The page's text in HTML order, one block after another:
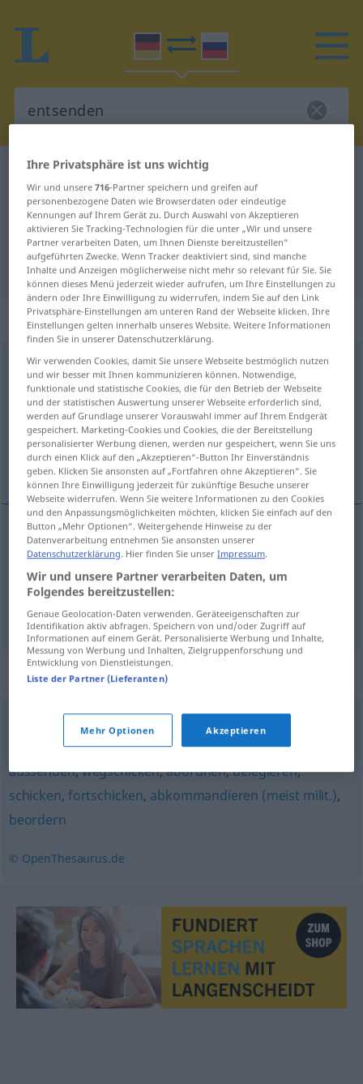
Deutsch-Russisch Wörterbuch
Deutsch-Russisch Übersetzung für
"entsenden"
"entsenden" Russisch Übersetzung
„entsenden“: transitives Verb
entsendenv/t
Übersicht aller Übersetzungen
(Für mehr Details die Übersetzung anklicken/antippen)
посылать <-слать>, направлять <-авить,
-авлю>
посылать<-слать> entsenden
направлять <-авить, -авлю>
Delegation
Synonyme für "entsenden"
senden
aussenden,wegschicken,abordnen,delegieren,
schicken, fortschicken, abkommandieren (meist milit.),
beordern
© OpenThesaurus.de
Ihre Privatsphäre ist uns wichtig
Wir und unsere716-Partner speichern und greifen auf
personenbezogene Daten wie Browserdaten oder eindeutige
Kennungen auf Ihrem Gerät zu. Durch Auswahl von Akzeptieren
aktivieren Sie Tracking-Technologien für die unter „Wir und unsere
Partner verarbeiten Daten, um Ihnen Dienste bereitzustellen“
aufgeführten Zwecke. Wenn Tracker deaktiviert sind, sind manche
Inhalte und Anzeigen möglicherweise nicht mehr so relevant für Sie. Sie
können dieses Menü jederzeit wieder aufrufen, um Ihre Einstellungen zu
ändern oder Ihre Einwilligung zu widerrufen, indem Sie auf den Link
Privatsphäre-Einstellungen am unteren Rand der Webseite klicken. Ihre
Einstellungen gelten innerhalb unseres Website. Weitere Informationen
finden Sie in unserer Datenschutzerklärung.
Wir verwenden Cookies, damit Sie unsere Webseite bestmöglich nutzen
und wir besser mit Ihnen kommunizieren können. Notwendige,
funktionale und statistische Cookies, die für den Betrieb der Webseite
und der statistischen Auswertung unserer Webseite erforderlich sind,
werden auf Grundlage unserer Vorauswahl immer auf Ihrem Endgerät
gespeichert. Marketing-Cookies und Cookies, die der Bereitstellung
personalisierter Werbung dienen, werden nur gespeichert, wenn Sie uns
durch einen Klick auf den „Akzeptieren“-Button Ihr Einverständnis
geben. Klicken Sie ansonsten auf „Fortfahren ohne Akzeptieren“. Sie
können Ihre Einwilligung jederzeit für zukünftige Besuche unserer
Webseite widerrufen. Wenn Sie weitere Informationen zu den Cookies
und den Anpassungsmöglichkeiten möchten, klicken Sie einfach auf den
Button „Mehr Optionen“. Weitergehende Hinweise zu der
Datenverarbeitung entnehmen Sie ansonsten unserer
Datenschutzerklärung. Hier finden Sie unserImpressum.
Wir und unsere Partner verarbeiten Daten, um
Folgendes bereitzustellen:
Genaue Geolocation-Daten verwenden. Geräteeigenschaften zur
Identifikation aktiv abfragen. Speichern von und/oder Zugriff auf
Informationen auf einem Gerät. Personalisierte Werbung und Inhalte,
Messung von Werbung und Inhalten, Zielgruppenforschung und
Entwicklung von Dienstleistungen.
Liste der Partner (Lieferanten)
Mehr Optionen Akzeptieren